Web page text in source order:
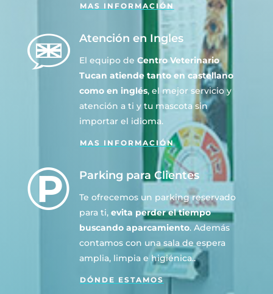
MAS INFORMACIÓN
Atención en Ingles
El equipo de Centro Veterinario
Tucan atiende tanto en castellano
como en inglés, el mejor servicio y
atención a ti y tu mascota sin
importar el idioma.
MAS INFORMACIÓN
Parking para Clientes
Te ofrecemos un parking reservado
para ti, evita perder el tiempo
buscando aparcamiento. Además
contamos con una sala de espera
amplia, limpia e higiénica..
DÓNDE ESTAMOS